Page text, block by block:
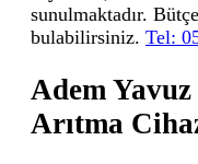
sunulmaktadır.
bulabilirsiniz. Tel:
Adem
Arıtma